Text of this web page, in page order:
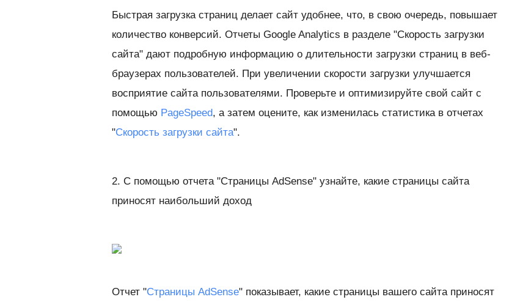
Быстрая загрузка страниц делает сайт удобнее, что, в свою очередь, повышает
количество конверсий. Отчеты Google Analytics в разделе "Скорость загрузки
сайта" дают подробную информацию о длительности загрузки страниц в веб-
браузерах пользователей. При увеличении скорости загрузки улучшается
восприятие сайта пользователями. Проверьте и оптимизируйте свой сайт с
помощью PageSpeed, а затем оцените, как изменилась статистика в отчетах
"Скорость загрузки сайта".
2. С помощью отчета "Страницы AdSense" узнайте, какие страницы сайта
приносят наибольший доход
Отчет "Страницы AdSense" показывает, какие страницы вашего сайта приносят